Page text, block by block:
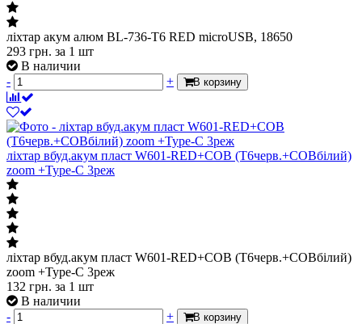
ліхтар акум алюм BL-736-T6 RED microUSB, 18650
293 грн. за 1 шт
В наличии
-
+ В корзину
ліхтар вбуд.акум пласт W601-RED+COB (T6черв.+COBбілий)
zoom +Type-C 3реж
ліхтар вбуд.акум пласт W601-RED+COB (T6черв.+COBбілий)
zoom +Type-C 3реж
132 грн. за 1 шт
В наличии
-
+ В корзину